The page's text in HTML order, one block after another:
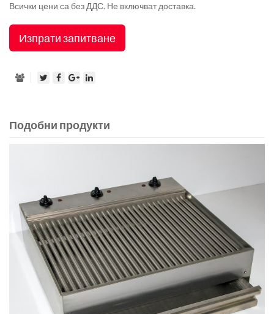
Всички цени са без ДДС. Не включват доставка.
Изпрати запитване
Подобни продукти